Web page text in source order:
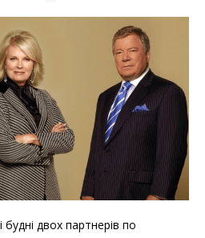
будні двох партнерів по